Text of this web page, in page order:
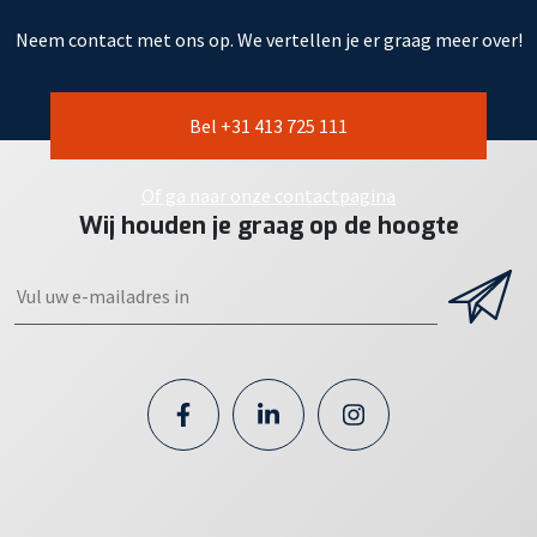
Neem contact met ons op. We vertellen je er graag meer over!
Bel +31 413 725 111
Of ga naar onze contactpagina
Wij houden je graag op de hoogte